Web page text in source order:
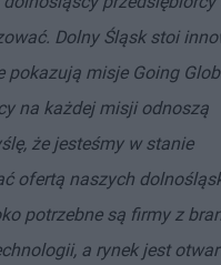
Dolny Śląsk stoi
pokazują misje Going
na każdej misji odnoszą
że jesteśmy w stanie
ofertą naszych
potrzebne są firmy z
a rynek jest